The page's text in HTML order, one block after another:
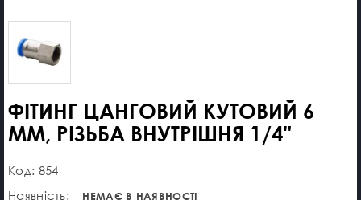
ФІТИНГ ЦАНГОВИЙ КУТОВИЙ 6
ММ, РІЗЬБА ВНУТРІШНЯ 1/4"
Код: 854
Наявність:
НЕМАЄ В НАЯВНОСТІ